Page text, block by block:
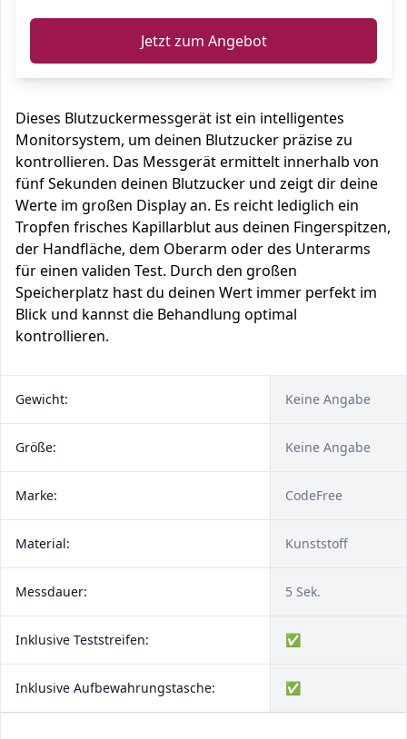
Jetzt zum Angebot
Dieses Blutzuckermessgerät ist ein intelligentes
Monitorsystem, um deinen Blutzucker präzise zu
kontrollieren. Das Messgerät ermittelt innerhalb von
fünf Sekunden deinen Blutzucker und zeigt dir deine
Werte im großen Display an. Es reicht lediglich ein
Tropfen frisches Kapillarblut aus deinen Fingerspitzen,
der Handfläche, dem Oberarm oder des Unterarms
für einen validen Test. Durch den großen
Speicherplatz hast du deinen Wert immer perfekt im
Blick und kannst die Behandlung optimal
kontrollieren.
Gewicht: Keine Angabe
Größe: Keine Angabe
Marke: CodeFree
Material: Kunststoff
Messdauer: 5 Sek.
Inklusive Teststreifen: ✅
Inklusive Aufbewahrungstasche: ✅